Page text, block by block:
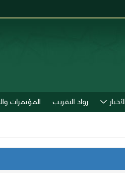
الأخبار رواد التقريب المؤتمرات